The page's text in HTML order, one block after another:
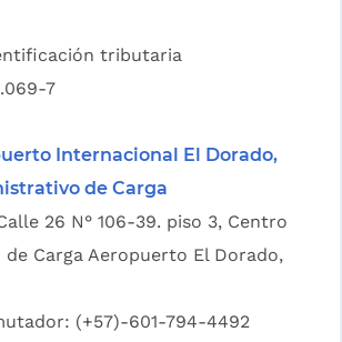
tributaria
7
Internacional El Dorado,
de Carga
26 N° 106-39. piso 3, Centro
Carga Aeropuerto El Dorado,
(+57)-601-794-4492